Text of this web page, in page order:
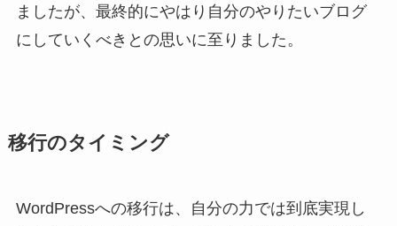
ましたが、最終的にやはり自分のやりたいブログ
にしていくべきとの思いに至りました。
移行のタイミング
WordPressへの移行は、自分の力では到底実現し